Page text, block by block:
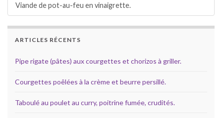
Viande de pot-au-feu en vinaigrette.
ARTICLES RÉCENTS
Pipe rigate (pâtes) aux courgettes et chorizos à griller.
Courgettes poêlées à la crème et beurre persillé.
Taboulé au poulet au curry, poitrine fumée, crudités.